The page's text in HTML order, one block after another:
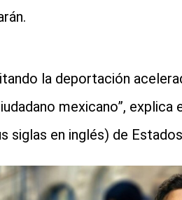
la deportación
mexicano”,
siglas en inglés) de